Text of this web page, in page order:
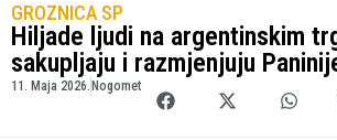
GROZNICA SP
Hiljade ljudi na argentinskim
sakupljaju i razmjenjuju
11. Maja 2026. Nogomet